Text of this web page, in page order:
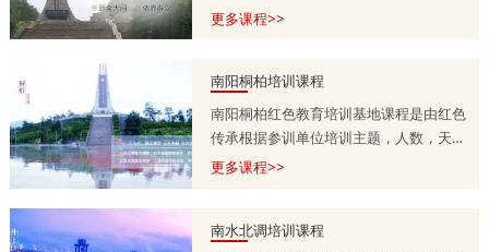
数，预算等量身定制的，培训课程方案分
13303715399.
更多课程>>
南阳桐柏培训课程
南阳桐柏红色教育培训基地课程是由红色
传承根据参训单位培训主题，人数，天
数，预算等量身定制的，培训课程方案分
13303715399.
更多课程>>
南水北调培训课程